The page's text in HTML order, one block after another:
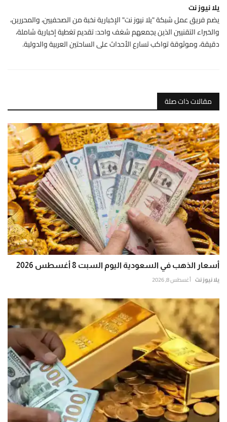
يلا نيوز نت
يضم فريق عمل شبكة "يلا نيوز نت" الإخبارية نخبة من الصحفيين، والمحررين،
والخبراء التقنيين الذين يجمعهم شغف واحد: تقديم تغطية إخبارية شاملة،
دقيقة، وموثوقة تواكب تسارع الأحداث على الساحتين العربية والدولية.
مقالات ذات صلة
أسعار الذهب في السعودية اليوم السبت 8 أغسطس 2026
يلا نيوز نت أغسطس 8, 2026